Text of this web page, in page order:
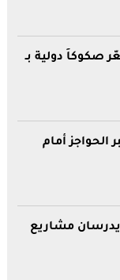
صكوكاً دولية بـ
أمام
مشاريع